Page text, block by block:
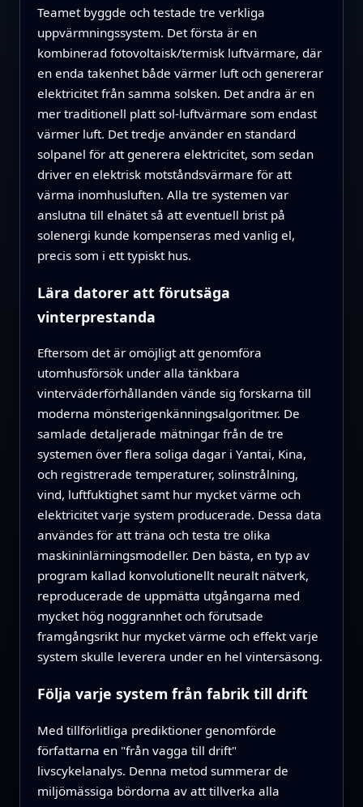
Teamet byggde och testade tre verkliga
uppvärmningssystem. Det första är en
kombinerad fotovoltaisk/termisk luftvärmare, där
en enda takenhet både värmer luft och genererar
elektricitet från samma solsken. Det andra är en
mer traditionell platt sol-luftvärmare som endast
värmer luft. Det tredje använder en standard
solpanel för att generera elektricitet, som sedan
driver en elektrisk motståndsvärmare för att
värma inomhusluften. Alla tre systemen var
anslutna till elnätet så att eventuell brist på
solenergi kunde kompenseras med vanlig el,
precis som i ett typiskt hus.
Lära datorer att förutsäga
vinterprestanda
Eftersom det är omöjligt att genomföra
utomhusförsök under alla tänkbara
vinterväderförhållanden vände sig forskarna till
moderna mönsterigenkänningsalgoritmer. De
samlade detaljerade mätningar från de tre
systemen över flera soliga dagar i Yantai, Kina,
och registrerade temperaturer, solinstrålning,
vind, luftfuktighet samt hur mycket värme och
elektricitet varje system producerade. Dessa data
användes för att träna och testa tre olika
maskininlärningsmodeller. Den bästa, en typ av
program kallad konvolutionellt neuralt nätverk,
reproducerade de uppmätta utgångarna med
mycket hög noggrannhet och förutsade
framgångsrikt hur mycket värme och effekt varje
system skulle leverera under en hel vintersäsong.
Följa varje system från fabrik till drift
Med tillförlitliga prediktioner genomförde
författarna en "från vagga till drift"
livscykelanalys. Denna metod summerar de
miljömässiga bördorna av att tillverka alla